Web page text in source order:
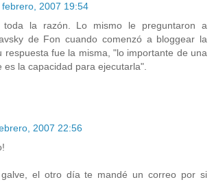
febrero, 2007 19:54
toda la razón. Lo mismo le preguntaron a
de Fon cuando comenzó a bloggear la
respuesta fue la misma, "lo importante de una
es la capacidad para ejecutarla".
2007 22:56
galve, el otro día te mandé un correo por si